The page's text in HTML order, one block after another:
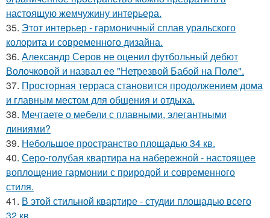
настоящую жемчужину интерьера.
35. Этот интерьер - гармоничный сплав уральского
колорита и современного дизайна.
36. Александр Серов не оценил футбольный дебют
Волочковой и назвал ее "Нетрезвой Бабой на Поле".
37. Просторная терраса становится продолжением дома
и главным местом для общения и отдыха.
38. Мечтаете о мебели с плавными, элегантными
линиями?
39. Небольшое пространство площадью 34 кв.
40. Серо-голубая квартира на набережной - настоящее
воплощение гармонии с природой и современного
стиля.
41. В этой стильной квартире - студии площадью всего